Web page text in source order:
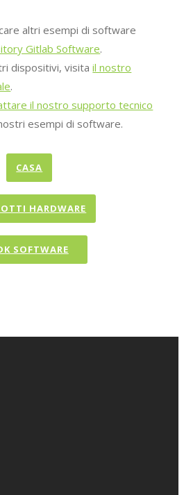
altri esempi di software
Gitlab Software.
dispositivi, visitail nostro
.
il nostro supporto tecnico
esempi di software.
CASA
HARDWARE
SOFTWARE